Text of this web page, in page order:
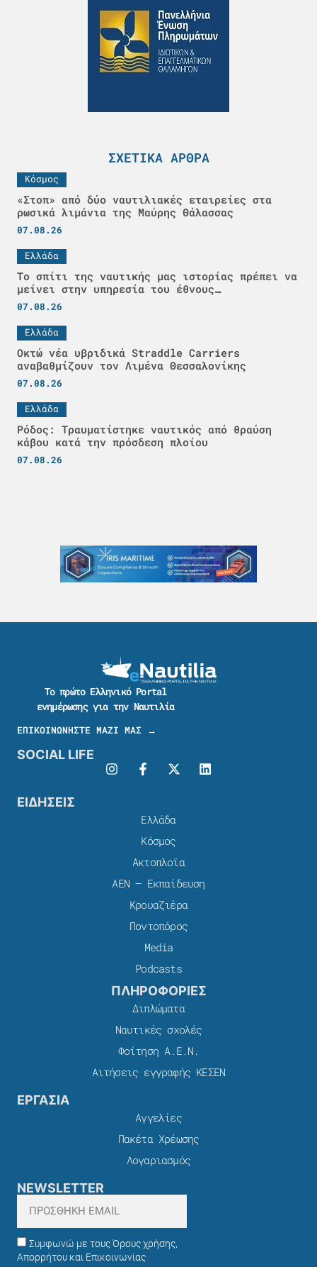
ΣΧΕΤΙΚΆ ΆΡΘΡΑ
Κόσμος
«Στοπ» από δύο ναυτιλιακές εταιρείες στα
ρωσικά λιμάνια της Μαύρης Θάλασσας
07.08.26
Ελλάδα
Το σπίτι της ναυτικής μας ιστορίας πρέπει να
μείνει στην υπηρεσία του έθνους…
07.08.26
Ελλάδα
Οκτώ νέα υβριδικά Straddle Carriers
αναβαθμίζουν τον Λιμένα Θεσσαλονίκης
07.08.26
Ελλάδα
Ρόδος: Τραυματίστηκε ναυτικός από θραύση
κάβου κατά την πρόσδεση πλοίου
07.08.26
Το πρώτο Ελληνικό Portal
ενημέρωσης για την Ναυτιλία
ΕΠΙΚΟΙΝΩΝΗΣΤΕ ΜΑΖΙ ΜΑΣ →
SOCIAL LIFE
ΕΙΔΗΣΕΙΣ
Ελλάδα
Κόσμος
Ακτοπλοϊα
ΑΕΝ – Εκπαίδευση
Κρουαζιέρα
Ποντοπόρος
Media
Podcasts
ΠΛΗΡΟΦΟΡΙΕΣ
Διπλώματα
Ναυτικές σχολές
Φοίτηση Α.Ε.Ν.
Αιτήσεις εγγραφής ΚΕΣΕΝ
ΕΡΓΑΣΙΑ
Αγγελίες
Πακέτα Χρέωσης​
Λογαριασμός
NEWSLETTER
Συμφωνώ με τους Όρους χρήσης,
Απορρήτου και Επικοινωνίας